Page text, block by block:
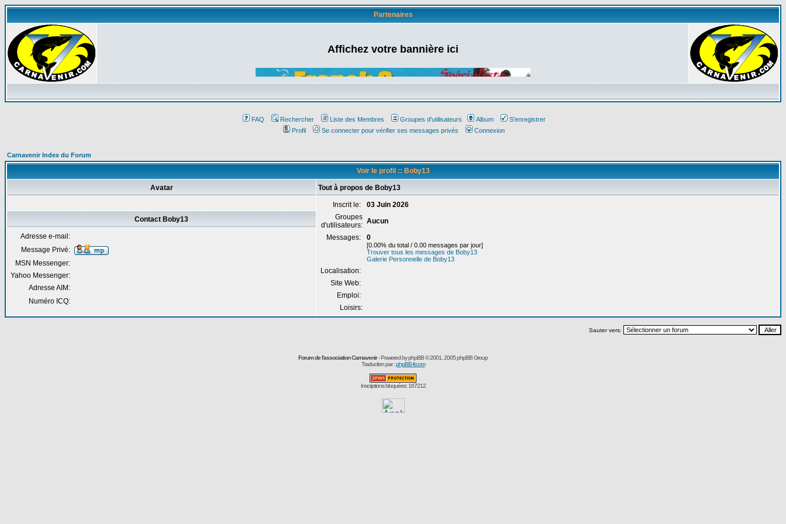
Partenaires
Affichez votre bannière ici
FAQ Rechercher Liste des Membres Groupes d'utilisateurs Album
S'enregistrer
Profil
Se connecter pour vérifier ses messages privés Connexion
Carnavenir Index du Forum
Voir le profil :: Boby13
Avatar Tout à propos de Boby13
Inscrit le:
03 Juin 2026
Groupes
d'utilisateurs: Aucun
Messages:
0
[0.00% du total / 0.00 messages par jour]
Trouver tous les messages de Boby13
Galerie Personnelle de Boby13
Localisation:
Site Web:
Emploi:
Loisirs:
Contact Boby13
Adresse e-mail:
Message Privé:
MSN Messenger:
Yahoo Messenger:
Adresse AIM:
Numéro ICQ:
Sauter vers:
Forum de l'association Carnavenir- Powered byphpBB© 2001, 2005 phpBB Group
Traduction par :phpBB-fr.com
Inscriptions bloquées: 167212